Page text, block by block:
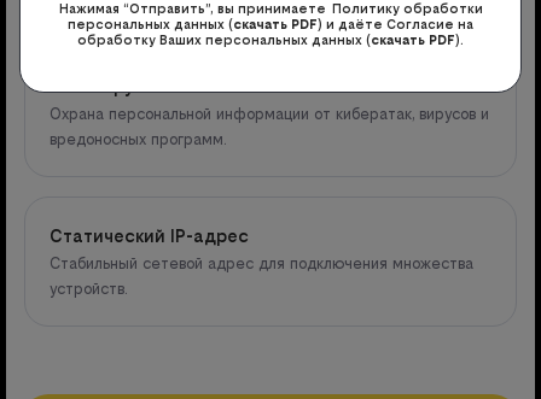
Охрана персональной информации от кибератак, вирусов и
вредоносных программ.
Статический IP-адрес
Стабильный сетевой адрес для подключения множества
устройств.
Нажимая “Отправить”, вы принимаете Политику обработки
персональных данных (скачать PDF) и даёте Согласие на
обработку Ваших персональных данных (скачать PDF).